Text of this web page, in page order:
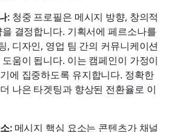
: 청중 프로필은 메시지 방향, 창의적
결정합니다. 기획서에 페르소나를
, 디자인, 영업 팀 간의 커뮤니케이션
움이 됩니다. 이는 캠페인이 가정이
에 집중하도록 유지합니다. 정확한
나은 타겟팅과 향상된 전환율로 이
: 메시지 핵심 요소는 콘텐츠가 채널